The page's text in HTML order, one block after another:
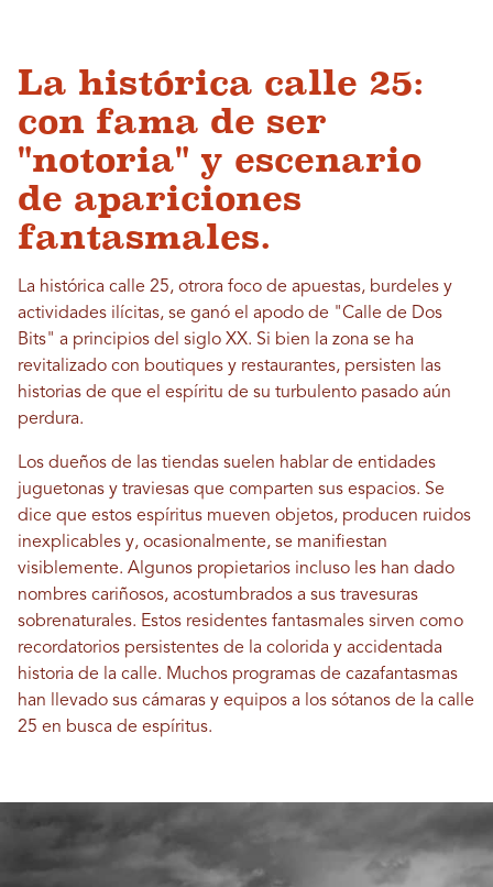
La histórica calle 25:
con fama de ser
"notoria" y escenario
de apariciones
fantasmales.
La histórica calle 25, otrora foco de apuestas, burdeles y
actividades ilícitas, se ganó el apodo de "Calle de Dos
Bits" a principios del siglo XX. Si bien la zona se ha
revitalizado con boutiques y restaurantes, persisten las
historias de que el espíritu de su turbulento pasado aún
perdura.
Los dueños de las tiendas suelen hablar de entidades
juguetonas y traviesas que comparten sus espacios. Se
dice que estos espíritus mueven objetos, producen ruidos
inexplicables y, ocasionalmente, se manifiestan
visiblemente. Algunos propietarios incluso les han dado
nombres cariñosos, acostumbrados a sus travesuras
sobrenaturales. Estos residentes fantasmales sirven como
recordatorios persistentes de la colorida y accidentada
historia de la calle. Muchos programas de cazafantasmas
han llevado sus cámaras y equipos a los sótanos de la calle
25 en busca de espíritus.